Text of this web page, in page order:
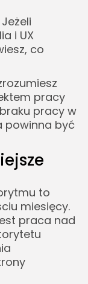
i UX
co
pracy
pracy w
powinna być
to
miesięcy.
praca nad